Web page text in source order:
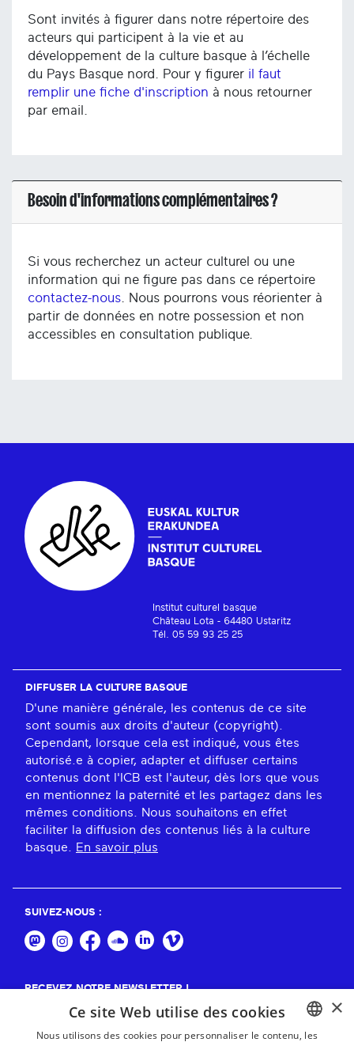
Sont invités à figurer dans notre répertoire des
acteurs qui participent à la vie et au
développement de la culture basque à l’échelle
du Pays Basque nord. Pour y figurer il faut
remplir une fiche d'inscription à nous retourner
par email.
Besoin d'informations complémentaires ?
Si vous recherchez un acteur culturel ou une
information qui ne figure pas dans ce répertoire
contactez-nous . Nous pourrons vous réorienter à
partir de données en notre possession et non
accessibles en consultation publique.
Institut culturel basque
Château Lota - 64480 Ustaritz
Tél. 05 59 93 25 25
DIFFUSER LA CULTURE BASQUE
D'une manière générale, les contenus de ce site
sont soumis aux droits d'auteur (copyright).
Cependant, lorsque cela est indiqué, vous êtes
autorisé.e à copier, adapter et diffuser certains
contenus dont l'ICB est l'auteur, dès lors que vous
en mentionnez la paternité et les partagez dans les
mêmes conditions. Nous souhaitons en effet
faciliter la diffusion des contenus liés à la culture
basque.
En savoir plus
SUIVEZ-NOUS :
RECEVEZ NOTRE NEWSLETTER !
×
Ce site Web utilise des cookies
Nous utilisons des cookies pour personnaliser le contenu, les